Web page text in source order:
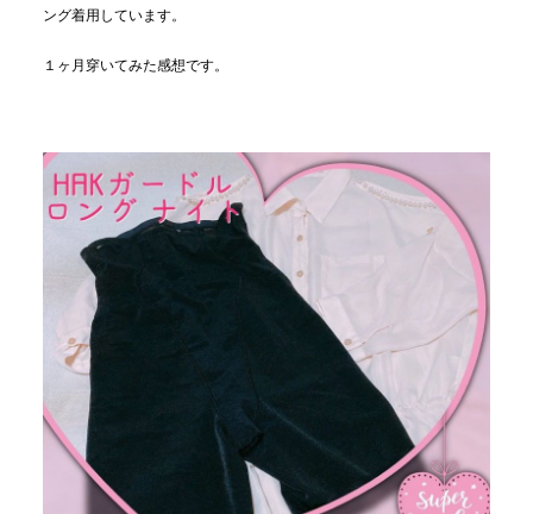
ング着用しています。
１ヶ月穿いてみた感想です。